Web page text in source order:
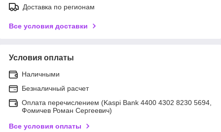
Доставка по регионам
Все условия доставки
Условия оплаты
Наличными
Безналичный расчет
Оплата перечислением (Kaspi Bank 4400 4302 8230 5694,
Фомичев Роман Сергеевич)
Все условия оплаты